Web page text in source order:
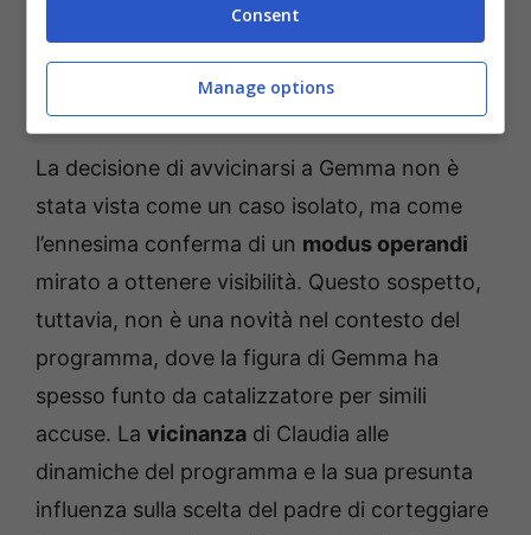
Galgani. Credits: Instagra @laciciclaudia – uspms.it
La decisione di avvicinarsi a Gemma non è
stata vista come un caso isolato, ma come
l’ennesima conferma di un modus operandi
mirato a ottenere visibilità. Questo sospetto,
tuttavia, non è una novità nel contesto del
programma, dove la figura di Gemma ha
spesso funto da catalizzatore per simili
accuse. La vicinanza di Claudia alle
dinamiche del programma e la sua presunta
influenza sulla scelta del padre di corteggiare
Consent
Manage options